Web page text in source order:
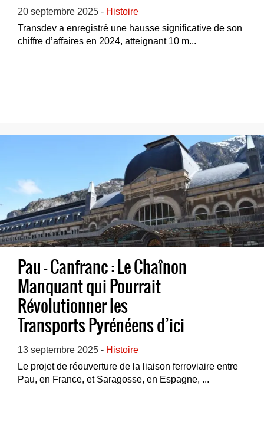
20 septembre 2025 - Histoire
Transdev a enregistré une hausse significative de son
chiffre d’affaires en 2024, atteignant 10 m...
Pau – Canfranc : Le Chaînon
Manquant qui Pourrait
Révolutionner les
Transports Pyrénéens d’ici
2032
13 septembre 2025 - Histoire
Le projet de réouverture de la liaison ferroviaire entre
Pau, en France, et Saragosse, en Espagne, ...